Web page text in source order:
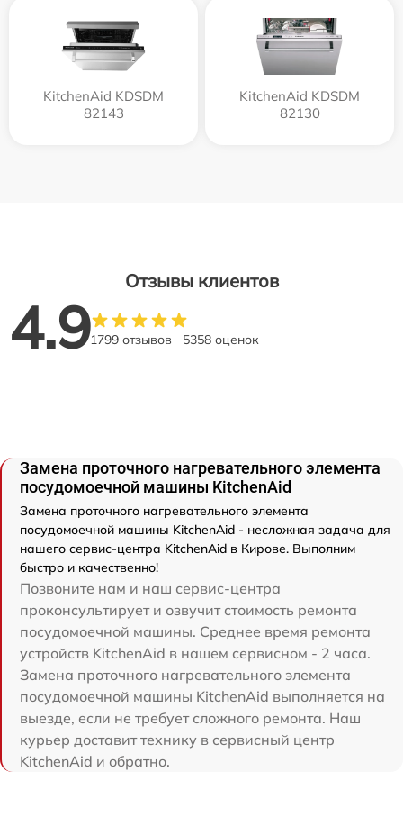
KitchenAid KDSDM
82143
KitchenAid KDSDM
82130
Отзывы клиентов
4.91799 отзывов 5358 оценок
Замена проточного нагревательного элемента
посудомоечной машины KitchenAid
Замена проточного нагревательного элемента
посудомоечной машины KitchenAid - несложная задача для
нашего сервис-центра KitchenAid в Кирове. Выполним
быстро и качественно!
Позвоните нам и наш сервис-центра
проконсультирует и озвучит стоимость ремонта
посудомоечной машины. Среднее время ремонта
устройств KitchenAid в нашем сервисном - 2 часа.
Замена проточного нагревательного элемента
посудомоечной машины KitchenAid выполняется на
выезде, если не требует сложного ремонта. Наш
курьер доставит технику в сервисный центр
KitchenAid и обратно.